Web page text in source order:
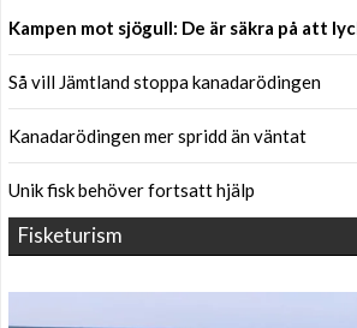
Kampen mot sjögull: De är säkra på att
Så vill Jämtland stoppa kanadarödingen
Kanadarödingen mer spridd än väntat
Unik fisk behöver fortsatt hjälp
Fisketurism